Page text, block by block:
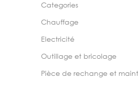
Categories
Chauffage
Electricité
Outillage et bricolage
Pièce de rechange et